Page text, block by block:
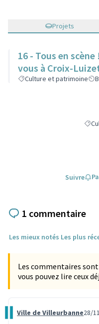
Projets
16 - Tous en
vous à Croix-
Culture et patrimoine
Suivre
1 commentaire
Les mieux notés Les plus
Les commentaires
vous pouvez lire ceux
Commentaire 3758
Ville de Villeurbanne28/